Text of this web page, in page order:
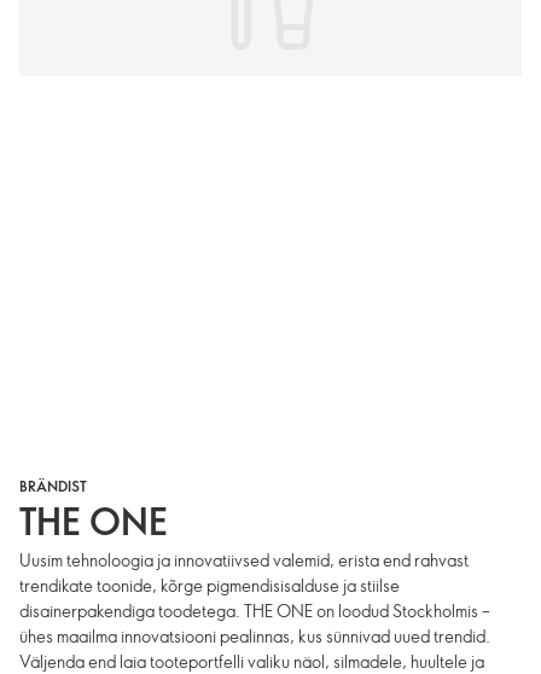
BRÄNDIST
THE ONE
Uusim tehnoloogia ja innovatiivsed valemid, erista end rahvast
trendikate toonide, kõrge pigmendisisalduse ja stiilse
disainerpakendiga toodetega. THE ONE on loodud Stockholmis –
ühes maailma innovatsiooni pealinnas, kus sünnivad uued trendid.
Väljenda end laia tooteportfelli valiku näol, silmadele, huultele ja